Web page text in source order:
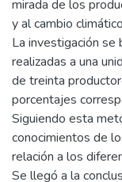
mirada de los
y al cambio
La investigación se
realizadas a una
de treinta
porcentajes
Siguiendo esta
conocimientos de
relación a los
Se llegó a la